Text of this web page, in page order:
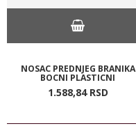
NOSAC PREDNJEG BRANIKA
BOCNI PLASTICNI
1.588,84 RSD